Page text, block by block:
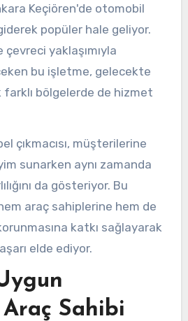
Keçiören'de otomobil
popüler hale geliyor.
çevreci yaklaşımıyla
bu işletme, gelecekte
bölgelerde de hizmet
çıkmacısı, müşterilerine
sunarken aynı zamanda
da gösteriyor. Bu
araç sahiplerine hem de
katkı sağlayarak
elde ediyor.
Sahibi